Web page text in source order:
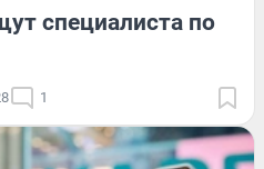
специалиста по
1